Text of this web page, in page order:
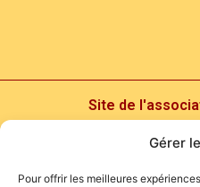
Gérer
Pour offrir les meilleures
Site de